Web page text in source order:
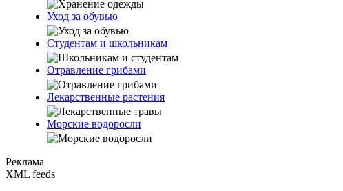
Уход за обувью
Студентам и школьникам
Отравление грибами
Лекарственные растения
Морские водоросли
Реклама
XML feeds